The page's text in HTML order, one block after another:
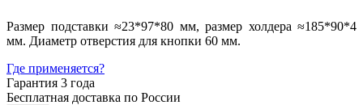
Размер подставки ≈23*97*80 мм, размер холдера ≈185*90*4
мм. Диаметр отверстия для кнопки 60 мм.
Где применяется?
Гарантия 3 года
Бесплатная доставка по России